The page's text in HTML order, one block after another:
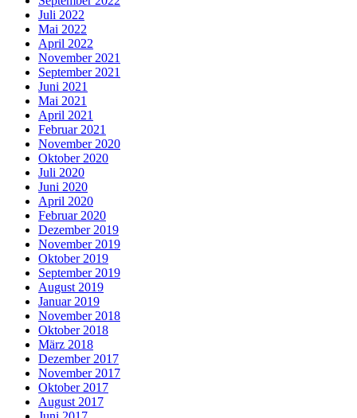
Juli 2022
Mai 2022
April 2022
November 2021
September 2021
Juni 2021
Mai 2021
April 2021
Februar 2021
November 2020
Oktober 2020
Juli 2020
Juni 2020
April 2020
Februar 2020
Dezember 2019
November 2019
Oktober 2019
September 2019
August 2019
Januar 2019
November 2018
Oktober 2018
März 2018
Dezember 2017
November 2017
Oktober 2017
August 2017